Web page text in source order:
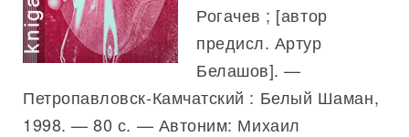
Рогачев ; [автор
предисл. Артур
Белашов]. —
Петропавловск-Камчатский : Белый Шаман,
1998. — 80 с. — Автоним: Михаил